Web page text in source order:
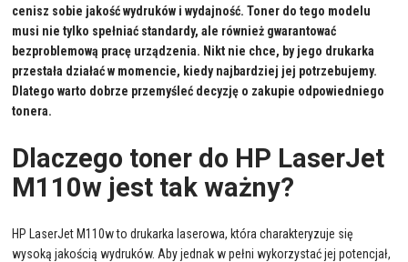
cenisz sobie jakość wydruków i wydajność. Toner do tego modelu
musi nie tylko spełniać standardy, ale również gwarantować
bezproblemową pracę urządzenia. Nikt nie chce, by jego drukarka
przestała działać w momencie, kiedy najbardziej jej potrzebujemy.
Dlatego warto dobrze przemyśleć decyzję o zakupie odpowiedniego
tonera.
Dlaczego toner do HP LaserJet
M110w jest tak ważny?
HP LaserJet M110w to drukarka laserowa, która charakteryzuje się
wysoką jakością wydruków. Aby jednak w pełni wykorzystać jej potencjał,